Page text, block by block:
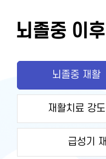
뇌졸중 이
뇌졸중 재활
재활치료 강도
급성기